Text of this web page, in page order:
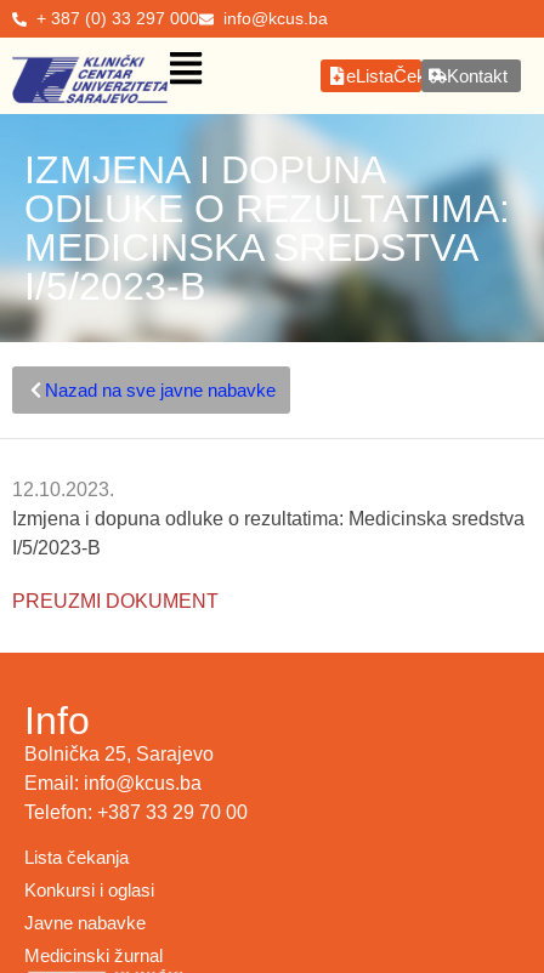
+ 387 (0) 33 297 000 info@kcus.ba
eListaČekanjaKontakt
IZMJENA I DOPUNA
ODLUKE O REZULTATIMA:
MEDICINSKA SREDSTVA
I/5/2023-B
Nazad na sve javne nabavke
12.10.2023.
Izmjena i dopuna odluke o rezultatima: Medicinska sredstva
I/5/2023-B
PREUZMI DOKUMENT
Info
Bolnička 25, Sarajevo
Email: info@kcus.ba
Telefon: +387 33 29 70 00
Lista čekanja
Konkursi i oglasi
Javne nabavke
Medicinski žurnal